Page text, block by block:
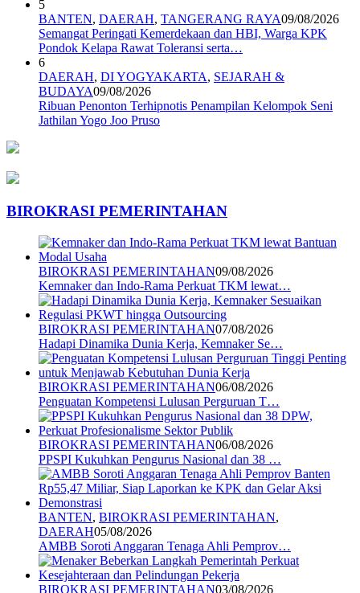
5
BANTEN, DAERAH, TANGERANG RAYA09/08/2026
Semangat Peringati Kemerdekaan dan HBI, Warga KPK
Pondok Kelapa Rawat Toleransi serta…
6
DAERAH, DI YOGYAKARTA, SEJARAH &
BUDAYA09/08/2026
Ribuan Penonton Terhipnotis Penampilan Kelompok Seni
Jathilan Yogo Joo Pruso
BIROKRASI PEMERINTAHAN
BIROKRASI PEMERINTAHAN09/08/2026
Kemnaker dan Indo-Rama Perkuat TKM lewat…
BIROKRASI PEMERINTAHAN07/08/2026
Hadapi Dinamika Dunia Kerja, Kemnaker Se…
BIROKRASI PEMERINTAHAN06/08/2026
Penguatan Kompetensi Lulusan Perguruan T…
BIROKRASI PEMERINTAHAN06/08/2026
PPSPI Kukuhkan Pengurus Nasional dan 38 …
BANTEN, BIROKRASI PEMERINTAHAN,
DAERAH05/08/2026
AMBB Soroti Anggaran Tenaga Ahli Pemprov…
BIROKRASI PEMERINTAHAN03/08/2026